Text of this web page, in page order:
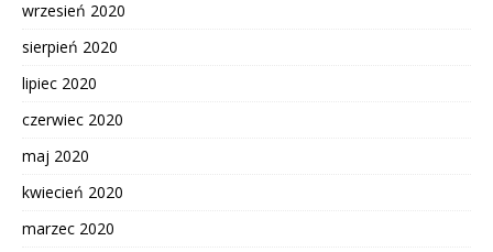
wrzesień 2020
sierpień 2020
lipiec 2020
czerwiec 2020
maj 2020
kwiecień 2020
marzec 2020